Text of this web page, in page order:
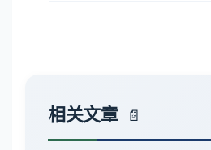
相关文章